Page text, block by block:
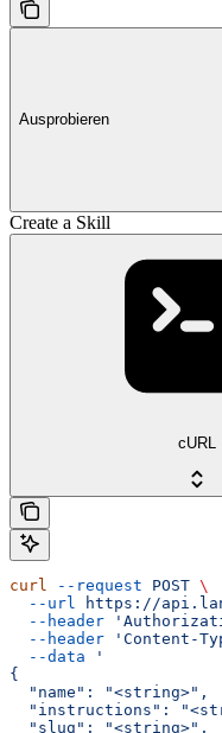
Ausprobieren
Create a Skill
cURL
curl --request POST \
  --url
https://
  --header
  --header
'Content-
  --data
'
{
  "name": "<string>",
"instructions":
  "slug": "<string>",